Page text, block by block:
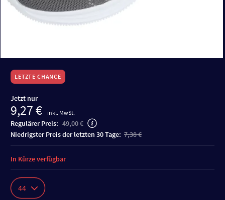
LETZTE CHANCE
Jetzt nur
9,27 € inkl. MwSt.
Regulärer Preis: 49,00 €
niedrigster Preis der letzten 30 Tage: 7,38 €
44
In Kürze verfügbar